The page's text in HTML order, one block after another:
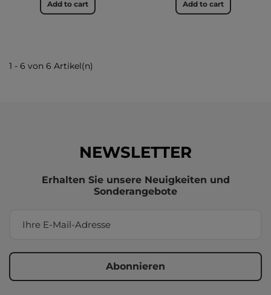
Add to cart Add to cart
1 - 6 von 6 Artikel(n)
NEWSLETTER
Erhalten Sie unsere Neuigkeiten und
Sonderangebote